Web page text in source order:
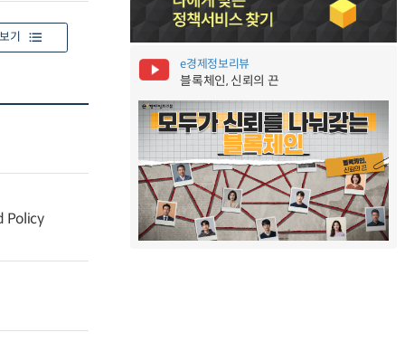
기
Policy
e경제정보리뷰
블록체인, 신뢰의 끈